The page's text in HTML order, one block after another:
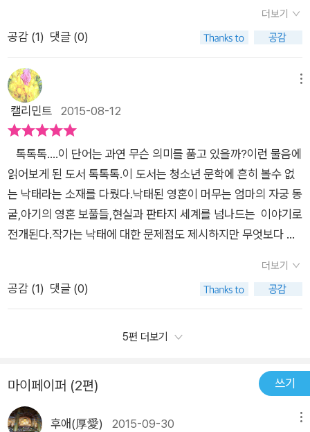
도가 몰아쳐도 엄마 뱃속은 안전했을테니까 말이다. 하지만, 그
또한 엄마의 뱃속 밖에서있는 사람들의 생각일지도 모르겠다. 그
하는 태어나지 못한 어린 보풀들을 통해서 태아도 하나의 생명을
갖고 있는 인격체라는 것을 알려주는 것에서 그치지 않고, 그것을
알게 된 미루와 종호 그리고 달림을 통해서 사랑과 그에 따르는
책임감을 느끼게 했으면 더 좋았을 것 같았다.
가 아니었나 하는 생각을 버릴 수 가 없다. 끝이 곧 시작임을 암시
하지만 시작이 너무 꽁꽁 숨겨져 드러나지 않도록 만들었다는 느
낌이었다. 이 책 안에 담긴 것에 대해 이야기 하자면 끝이 없을 것
이다. 찬성과 반대로 갈릴지도 모르고, 감정싸움이 될지도 모른
다. 그렇기에 주제나 구체적인 내용에 대해서는 별로 말하고 싶지
않다. 다만 이 책이 일반적으로 잘 다루지 않으며, 다루는 것 자체
러운 분위기를 통해 흥미롭게 진행했고, 통통 튀는 반전 매력까지
가지고 있음은 확실하게 말하고 싶다. 어쩌면 나와는 거리가 먼
딴 세상 이야기처럼 느껴지더라도 이 책을 읽고 생명에 대해 진지
하게 고민해 봤으면 좋겠다고 생각한다. 청소년문학상 수상작으
로 파격적이라고도 할 수 있지만, 지금의 현실에 딱 맞는 책이라
병원에서 나와 식당을 할려고 한 이유는 자기 손으로 싸늘한 아기
를 받아야 하는 것이 고통스러웠던 것이었다. 미루가 임신한 사실
받으려는 찰나. 미루는 박간호사와 달림의 도움으로 그 순간을 모
면하게 되고 엄마의 울타리에서 도망치게 된다. 그리고 달림은 어
느날 언니의 일기를 우연히 보게 되고 언니 또한 미루처럼 아기를
가졌다는 것을 알게 되었다.소설은 우리 사회속에서 보호받아야
할 청소년의 이야기가 그려져 있다. 한 남자를 사랑 하였기에 그
남자의 아기를 가졌지만 정작 그 남자는 아기에 대해 책임지려 하
지 않으며 변명하고 도망치려고 한다..그리고 자신의 마지막 울타
리가 되어야 하는 부모님마저 자신을 보호해 주지 않는다는 것을
깨닫게 되고 부모의 보호에서 벗어나 미혼모가 되어 도망치게 된
작가이다. <<톡톡톡>>은 공지희 작가가 처음 쓴 청소년소설로
현 우리 사회가 가지고 있는 간과하지 않으면 안되는 낙태에 관한
내용을 현실과 판타지 세계의 절묘한 조화로 풀어내고 있다. 언니
해림은 공부를 잘해서 엄마의 희망인 반면 달림은 집안의 궂은 일
을 도맡아 하곤 했다. 달님은 그런 자신을 콩쥐라 여겼다. 한적한
바닷가 마을 중3의 9월, 달님은 여느 처럼 언젠가부터 안개가 유
버린 귀신 놀이터에서 아무에게도 방해받지 않는 혼자만의 시간
을 보내고 있었다. 그때 달님은 대여섯 살쯤 보이는 노랑 모자를
쓴 아이가 자신을 보며반가운 얼굴로 '엄마?'라고 묻는 아이를 만
나게 된다. '톡톡톡?' 알 수 없는 소리와 요상한 손짓을 하는 아이
는 엄마를 기다리고 있다고 하였다. 아이는 단체 손님 때문에 일
찍 오라는 엄마의 문자에 서둘러 놀이터를 떠나는 달림을 따라왔
다가 이내 사라졌지만 곧 달림의 식당에서 다시 만나게 되었고,
때는 피큐어를 놀던 흔적만 남아 있을 뿐 아이는 사라지고 없었
루가 한 학년 위 종하 선배를 만나 열렬한 연애를 한 끝에 임신했
다는 사실을 전해 듣는다. 종하는 책임을 회피했고 미루는 청소년
선도위원회 회장인데다 딸에게 무섭게 엄격하고 숨 막히게 감시
더보기
공감 (1) 댓글 (0)
캘리민트 2015-08-12
톡톡톡....이 단어는 과연 무슨 의미를 품고 있을까?이런 물음에
읽어보게 된 도서 톡톡톡.이 도서는 청소년 문학에 흔히 볼수 없
는 낙태라는 소재를 다뤘다.낙태된 영혼이 머무는 엄마의 자궁 동
굴,아기의 영혼 보풀들,현실과 판타지 세계를 넘나드는 이야기로
전개된다.작가는 낙태에 대한 문제점도 제시하지만 무엇보다 세
엄마라는 존재를 찾아 나서게 하는데 얼굴도 모르는 엄마를 어떻
게 찾을까...엄마냄새,소리, 자궁속에 있던 기억을 더듬어 찾는 보
작은 메시지가 들리는듯 하여 읽는내내 안타깝지만 너무 아름답
디선가 태어난다....... 바닷가 마을에 살고 있는 달림이 학교 끝
나면 엄마가 하는 식당 일을 도와주며 자신을 콩쥐라 칭하며 그렇
게 밝게 지내는 중학생 소녀다.늘 언니는 놔두고 자신만 부려먹는
더보기
공감 (1) 댓글 (0)
5편 더보기
마이페이퍼 (2편) 쓰기
후애(厚愛) 2015-09-30